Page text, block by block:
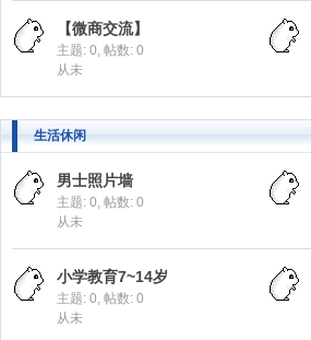
氏
族
【微商交流】
主题: 0, 帖数: 0
从未
生活休闲
男士照片墙
主题: 0, 帖数: 0
从未
小学教育7~14岁
主题: 0, 帖数: 0
从未